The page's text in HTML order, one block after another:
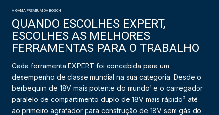
A GAMA PREMIUM DA BOSCH
QUANDO ESCOLHES EXPERT,
ESCOLHES AS MELHORES
FERRAMENTAS PARA O TRABALHO
Cada ferramenta EXPERT foi concebida para um
desempenho de classe mundial na sua categoria. Desde o
berbequim de 18V mais potente do mundo¹ e o carregador
paralelo de compartimento duplo de 18V mais rápido³ até
ao primeiro agrafador para construção de 18V sem gás do